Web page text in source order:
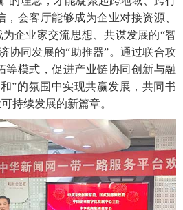
会客厅能够成为企业对接资源、
企业家交流思想、共谋发展的“智
协同发展的“助推器”。通过联合攻
等模式，促进产业链协同创新与融
”的氛围中实现共赢发展，共同书
持续发展的新篇章。